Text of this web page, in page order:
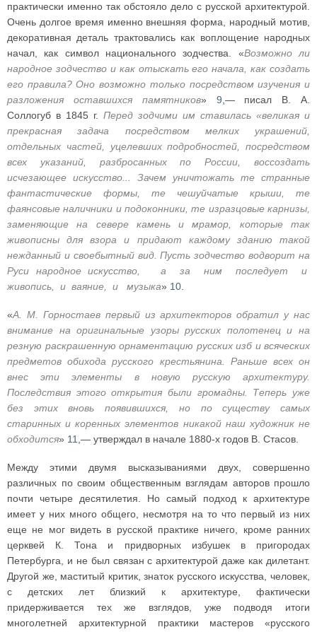
практически именно так обстояло дело с русской архитектурой.
Очень долгое время именно внешняя форма, народный мотив,
декоративная деталь трактовались как воплощение народных
начал, как символ национального зодчества. «Возможно ли
народное зодчество и как отыскать его начала, как создать
его правила? Оно возможно только посредством изучения и
разложения оставшихся памятников» 9 ,— писал В. А.
Соллогуб в 1845 г. Перед зодчими им ставилась «великая и
прекрасная задача посредством мелких украшений,
отдельных частей, уцелевших подробностей, посредством
всех указаний, разбросанных по России, воссоздать
исчезающее искусство... Зачем уничтожать те странные
фантастические формы, те чешуйчатые крыши, те
фаянсовые наличники и подоконники, те изразцовые карнизы,
заменяющие на севере камень и мрамор, которые так
живописны для взора и придают каждому зданию такой
нежданный и своебытный вид. Пусть зодчество водворит на
Руси народное искусство, а за ним последует и
живопись, и ваяние, и музыка» 10
«А. М. Горностаев первый из архитекторов обратил у нас
внимание на оригинальные узоры русских полотенец и на
резную раскрашенную орнаментацию русских изб и всяческих
предметов обихода русского крестьянина. Раньше всех он
внес эти элементы в новую русскую архитектуру.
Последствия этого открытия были громадны. Теперь уже
без этих вновь появившихся, но по существу самых
старинных и коренных элементов никакой наш художник не
обходится» 11 ,— утверждал в начале 1880-х годов В. Стасов.
Между этими двумя высказываниями двух, совершенно
различных по своим общественным взглядам авторов прошло
почти четыре десятилетия. Но самый подход к архитектуре
имеет у них много общего, несмотря на то что первый из них
еще не мог видеть в русской практике ничего, кроме ранних
церквей К. Тона и придворных избушек в пригородах
Петербурга, и не был связан с архитектурой даже как дилетант.
Другой же, маститый критик, знаток русского искусства, человек,
с детских лет близкий к архитектуре, фактически
придерживается тех же взглядов, уже подводя итоги
многолетней архитектурной практики мастеров «русского